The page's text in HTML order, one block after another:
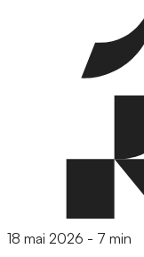
18 mai 2026 - 7 min